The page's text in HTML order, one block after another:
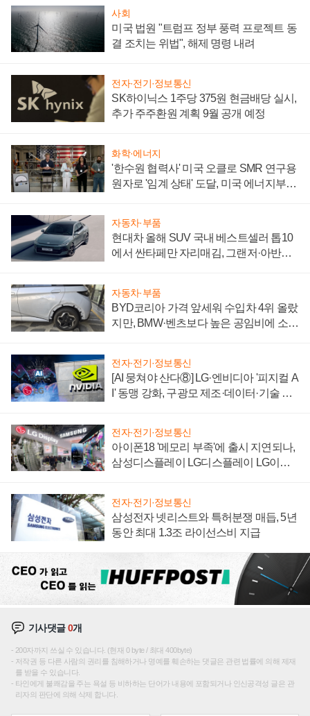
사회
미국 법원 "트럼프 정부 풍력 프로젝트 동
결 조치는 위법", 해제 명령 내려
전자·전기·정보통신
SK하이닉스 1주당 375원 현금배당 실시,
추가 주주환원 계획 9월 공개 예정
화학·에너지
'한수원 협력사' 미국 오클로 SMR 연구용
원자로 '임계 상태' 도달, 미국 에너지부
자동차·부품
현대차 올해 SUV 국내 베스트셀러 톱10
에서 싼타페만 자리매김, 그랜저·아반떼
자동차·부품
BYD코리아 가격 앞세워 수입차 4위 올랐
지만, BMW·벤츠보다 높은 공임비에 소비
전자·전기·정보통신
[AI 뭉쳐야 산다⑧] LG·엔비디아 '피지컬 A
I' 동맹 강화, 구광모 제조·데이터·기술 결
전자·전기·정보통신
아이폰18 '메모리 부족'에 출시 지연되나,
삼성디스플레이 LG디스플레이 LG이노
전자·전기·정보통신
삼성전자 넷리스트와 특허분쟁 매듭, 5년
동안 최대 1.3조 라이선스비 지급
기사댓글0개
200자까지 쓰실 수 있습니다. (현재 0 byte / 최대 400byte)
저작권 등 다른 사람의 권리를 침해하거나 명예를 훼손하는 댓글은 관련 법률에 의해 제재
를 받을 수 있습니다.
타인에게 불쾌감을 주는 욕설 등 비하하는 단어가 내용에 포함되거나 인신공격성 글은 관
리자의 판단에 의해 삭제 합니다.